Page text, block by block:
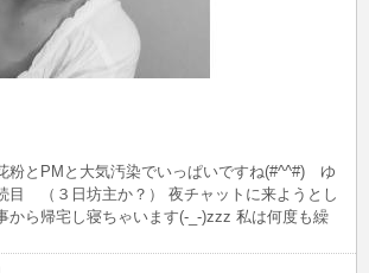
粉とPMと大気汚染でいっぱいですね(#^^#) ゆ
目 （３日坊主か？） 夜チャットに来ようとし
から帰宅し寝ちゃいます(-_-)zzz 私は何度も繰
ゆなさんです出没してたら 立ち寄ってくださ